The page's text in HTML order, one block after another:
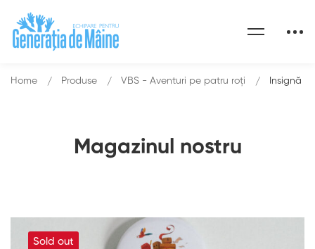
Magazinul nostru
Home Produse VBS - Aventuri pe patru roți Insignă
Sold out